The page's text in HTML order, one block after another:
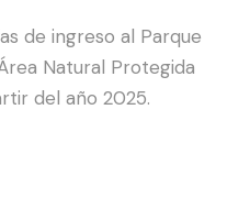
de ingreso al Parque
Natural Protegida
del año 2025.